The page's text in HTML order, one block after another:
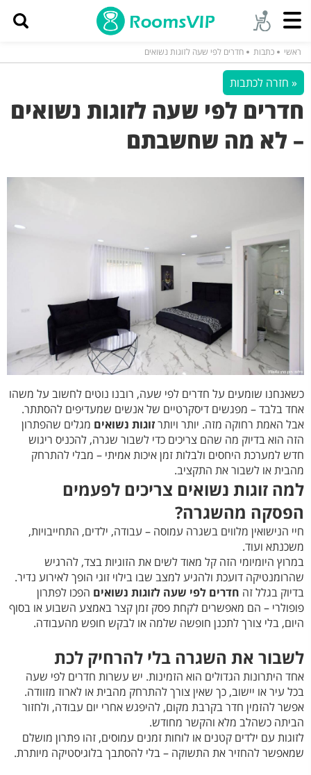
ראשי כתבות חדרים לפי שעה לזוגות נשואים
« חזרה לכתבות
חדרים לפי שעה לזוגות נשואים
– לא מה שחשבתם
כשאנחנו שומעים על חדרים לפי שעה, רובנו נוטים לחשוב על משהו
אחד בלבד – מפגשים דיסקרטיים של אנשים שמעדיפים להסתתר.
אבל האמת רחוקה מזה. יותר ויותרזוגות נשואים מגלים שהפתרון
הזה הוא בדיוק מה שהם צריכים כדי לשבור שגרה, להכניס ריגוש
חדש למערכת היחסים ולבלות זמן איכות אמיתי – מבלי להתרחק
מהבית או לשבור את התקציב.
למה זוגות נשואים צריכים לפעמים
הפסקה מהשגרה?
חיי הנישואין מלווים בשגרה עמוסה – עבודה, ילדים, התחייבויות,
משכנתא ועוד.
במרוץ היומיומי הזה קל מאוד לשים את הזוגיות בצד, להרגיש
שהרומנטיקה דועכת ולהגיע למצב שבו בילוי זוגי הופך לאירוע נדיר.
בדיוק בגלל זה חדרים לפי שעה לזוגות נשואים הפכו לפתרון
פופולרי – הם מאפשרים לקחת פסק זמן קצר באמצע השבוע או בסוף
היום, בלי צורך לתכנן חופשה שלמה או לבקש חופש מהעבודה.
לשבור את השגרה בלי להרחיק לכת
אחד היתרונות הגדולים הוא הזמינות. יש עשרות חדרים לפי שעה
בכל עיר או יישוב, כך שאין צורך להתרחק מהבית או לארוז מזוודה.
אפשר להזמין חדר בקרבת מקום, להיפגש אחרי יום עבודה, ולחזור
הביתה כשהלב מלא והקשר מחודש.
לזוגות עם ילדים קטנים או לוחות זמנים עמוסים, זהו פתרון מושלם
שמאפשר להחזיר את התשוקה – בלי להסתבך בלוגיסטיקה מיותרת.